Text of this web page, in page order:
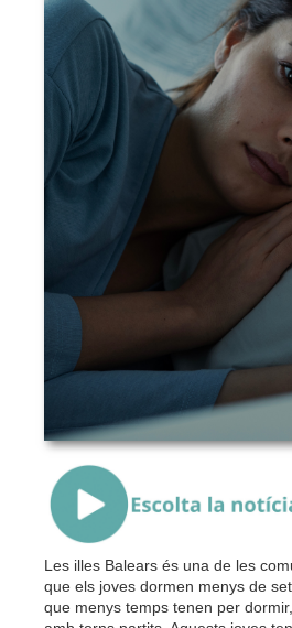
{Play}
Les illes Balears és una de les
que els joves dormen menys de
que menys temps tenen per